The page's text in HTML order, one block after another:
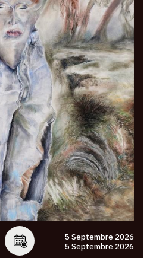
5 Septembre 2026
5 Septembre 2026